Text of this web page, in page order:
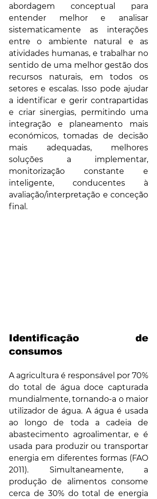
abordagem conceptual para
entender melhor e analisar
sistematicamente as interações
entre o ambiente natural e as
atividades humanas, e trabalhar no
sentido de uma melhor gestão dos
recursos naturais, em todos os
setores e escalas. Isso pode ajudar
a identificar e gerir contrapartidas
e criar sinergias, permitindo uma
integração e planeamento mais
económicos, tomadas de decisão
mais adequadas, melhores
soluções a implementar,
monitorização constante e
inteligente, conducentes à
avaliação/interpretação e conceção
final.
Identificação de
consumos
A agricultura é responsável por 70%
do total de água doce capturada
mundialmente, tornando-a o maior
utilizador de água. A água é usada
ao longo de toda a cadeia de
abastecimento agroalimentar, e é
usada para produzir ou transportar
energia em diferentes formas (FAO
2011). Simultaneamente, a
produção de alimentos consome
cerca de 30% do total de energia